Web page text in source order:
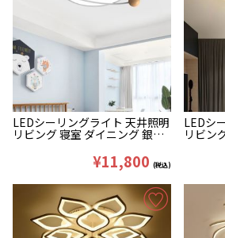
LEDシーリングライト 天井照明
リビング 寝室 ダイニング 銀河
¥11,800 (税込)
LEDシ
リビン